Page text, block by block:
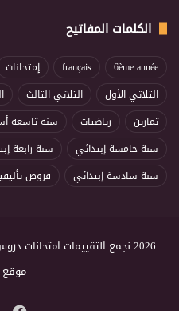
الكلمات المفاتيح
6ème année
français إمتحانات
الثلاثي الأول
الثلاثي الثالث
تمارين
رياضيات سنة تاسعة
سنة خامسة إبتدائي
سنة رابعة
سنة سادسة إبتدائي
فروض
2026 نجمع التقييمات امتحانات دروس و تلاخيص لكل المستويات |
موقع